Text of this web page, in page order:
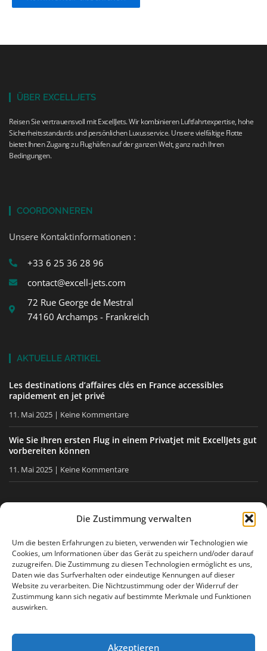
Die Zustimmung verwalten
Um die besten Erfahrungen zu bieten, verwenden wir Technologien wie
Cookies, um Informationen über das Gerät zu speichern und/oder darauf
zuzugreifen. Die Zustimmung zu diesen Technologien ermöglicht es uns,
Daten wie das Surfverhalten oder eindeutige Kennungen auf dieser
Website zu verarbeiten. Die Nichtzustimmung oder der Widerruf der
Zustimmung kann sich negativ auf bestimmte Merkmale und Funktionen
auswirken.
Akzeptieren
ÜBER EXCELLJETS
Reisen Sie vertrauensvoll mit ExcellJets. Wir kombinieren Luftfahrtexpertise, hohe
Sicherheitsstandards und persönlichen Luxusservice. Unsere vielfältige Flotte
bietet Ihnen Zugang zu Flughäfen auf der ganzen Welt, ganz nach Ihren
Bedingungen.
COORDONNEREN
Unsere Kontaktinformationen :
+33 6 25 36 28 96
contact@excell-jets.com
72 Rue George de Mestral
74160 Archamps - Frankreich
AKTUELLE ARTIKEL
Les destinations d’affaires clés en France accessibles
rapidement en jet privé
11. Mai 2025 Keine Kommentare
Wie Sie Ihren ersten Flug in einem Privatjet mit ExcellJets gut
vorbereiten können
11. Mai 2025 Keine Kommentare
BLEIBEN SIE INFORMIERT
Erhalten Sie unsere Tipps, unsere Neuigkeiten direkt in Ihre
E-Mail-Box.
Ich stimme der Datenschutzerklärung